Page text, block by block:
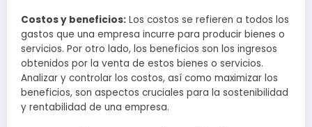
Costos y beneficios: Los costos se refieren a todos los
gastos que una empresa incurre para producir bienes o
servicios. Por otro lado, los beneficios son los ingresos
obtenidos por la venta de estos bienes o servicios.
Analizar y controlar los costos, así como maximizar los
beneficios, son aspectos cruciales para la sostenibilidad
y rentabilidad de una empresa.